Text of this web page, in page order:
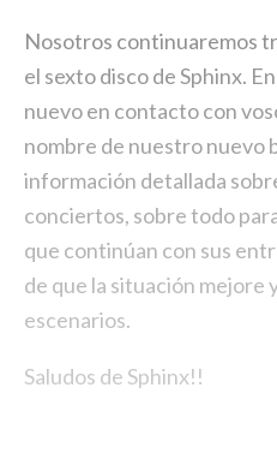
Nosotros continuaremos
el sexto disco de Sphinx.
nuevo en contacto con
nombre de nuestro nuevo
información detallada
conciertos, sobre todo
que continúan con sus
de que la situación mejore
escenarios.
Saludos de Sphinx!!